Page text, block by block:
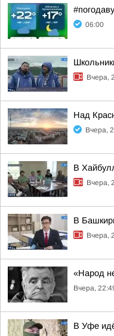
06:00
Вчера,
Над
Вчера,
В
Вчера,
В
Вчера,
«Народ
Вчера,
В Уфе